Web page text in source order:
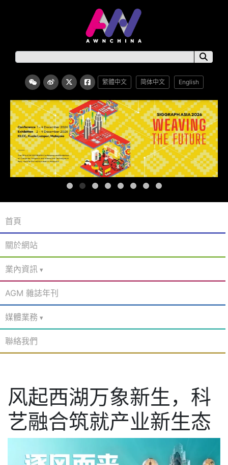
繁體中文 简体中文 English
首頁
關於網站
業內資訊
AGM 雜誌年刊
媒體業務
聯絡我們
风起西湖万象新生，科
艺融合筑就产业新生态